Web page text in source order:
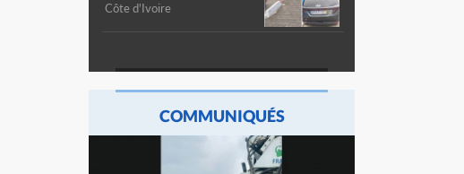
Côte d'Ivoire
COMMUNIQUÉS